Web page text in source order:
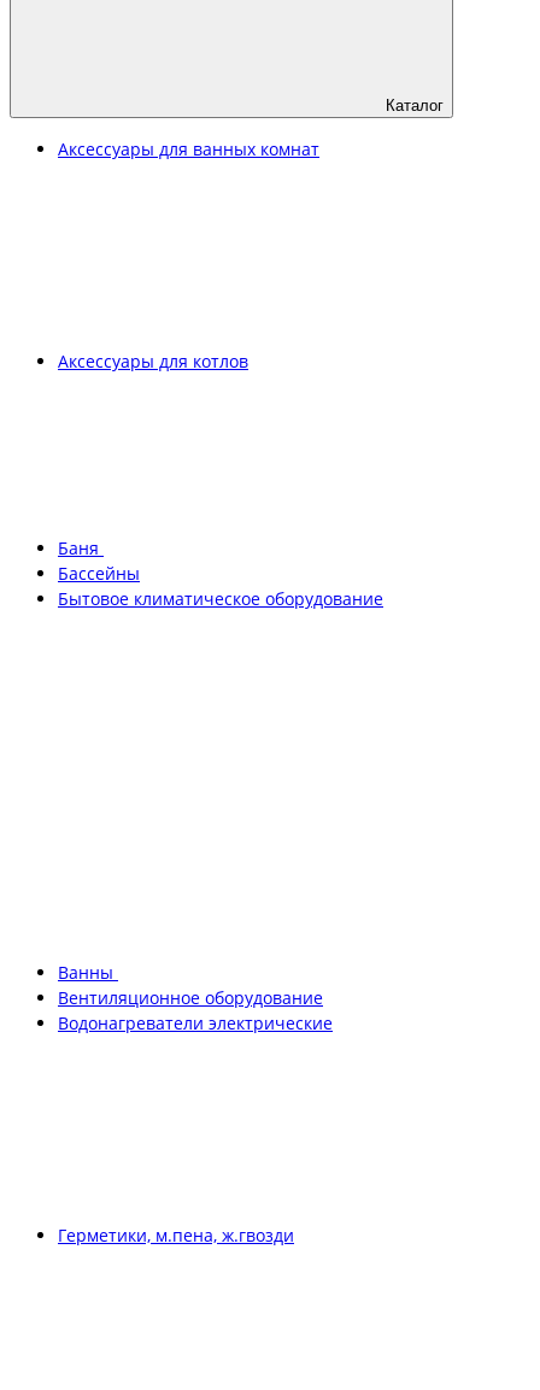
Каталог
Аксессуары для ванных комнат
Аксессуары для котлов
Баня
Бассейны
Бытовое климатическое оборудование
Ванны
Вентиляционное оборудование
Водонагреватели электрические
Герметики, м.пена, ж.гвозди